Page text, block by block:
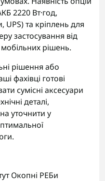
2220 Вт·год,
UPS) та кріплень для
застосування від
рішень.
рішення або
фахівці готові
сумісні аксесуари
деталі,
уточнити у
Окопні РЕБи